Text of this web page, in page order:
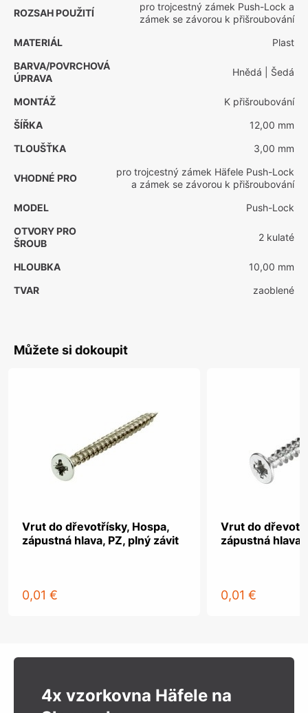
ROZSAH POUŽITÍ
pro trojcestný zámek Push-Lock a
zámek se závorou k přišroubování
MATERIÁL
Plast
BARVA/POVRCHOVÁ
ÚPRAVA
Hnědá | Šedá
MONTÁŽ
K přišroubování
ŠÍŘKA
12,00 mm
TLOUŠŤKA
3,00 mm
VHODNÉ PRO
pro trojcestný zámek Häfele Push-Lock
a zámek se závorou k přišroubování
MODEL
Push-Lock
OTVORY PRO
ŠROUB
2 kulaté
HLOUBKA
10,00 mm
TVAR
zaoblené
Můžete si dokoupit
Vrut do dřevotřísky, Hospa,
zápustná hlava, PZ, plný závit
0,01 €
Vrut do
zápustná hlava,
0,01 €
4x vzorkovna Häfele na